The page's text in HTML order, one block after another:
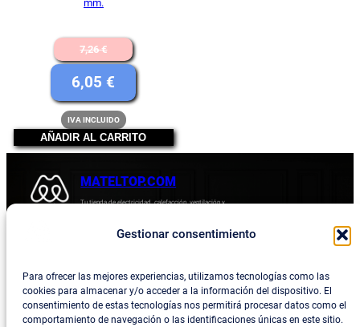
Gestionar consentimiento
Para ofrecer las mejores experiencias, utilizamos tecnologías como las
cookies para almacenar y/o acceder a la información del dispositivo. El
consentimiento de estas tecnologías nos permitirá procesar datos como el
comportamiento de navegación o las identificaciones únicas en este sitio.
mm.
7,26€
El
precio
original
era:
7,26 €.
6,05€
El
precio
actual
es:
6,05 €.
IVA INCLUIDO
AÑADIR AL CARRITO
MATELTOP.COM
Tu tienda de electricidad, calefacción, ventilación y
Blog
Privacidad
Política de devoluciones y reembolsos
Política de privacidad